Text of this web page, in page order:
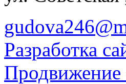
Разработка
Продвижение